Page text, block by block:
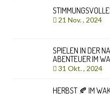
21 Nov. , 2024
SPIELEN IN DER
ABENTEUER IM
31 Okt. , 2024
HERBST 🍂 IM